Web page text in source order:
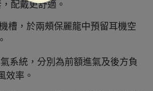
配戴更舒適。
槽，於兩頰保麗龍中預留耳機空
系統，分別為前額進氣及後方負
效率。